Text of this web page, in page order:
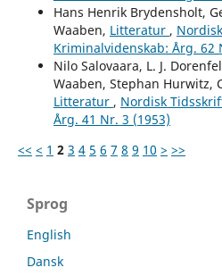
Hans Henrik Brydensholt,
Waaben, Litteratur ,
Kriminalvidenskab: Årg. 62
Nilo Salovaara, L. J.
Waaben, Stephan Hurwitz,
Litteratur , Nordisk
Årg. 41 Nr. 3 (1953)
<< < 1 2 3 4 5 6 7 8 9 10 > >>
Sprog
English
Dansk